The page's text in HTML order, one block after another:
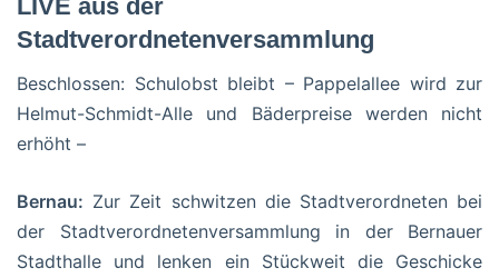
LIVE aus der
Stadtverordnetenversammlung
Beschlossen: Schulobst bleibt – Pappelallee wird zur
Helmut-Schmidt-Alle und Bäderpreise werden nicht
erhöht –
Bernau: Zur Zeit schwitzen die Stadtverordneten bei
der Stadtverordnetenversammlung in der Bernauer
Stadthalle und lenken ein Stückweit die Geschicke